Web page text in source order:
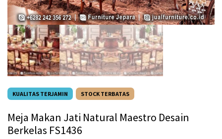
KUALITAS TERJAMIN STOCK TERBATAS
Meja Makan Jati Natural Maestro Desain
Berkelas FS1436